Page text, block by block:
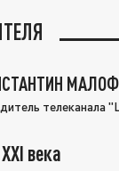
телеканала
века